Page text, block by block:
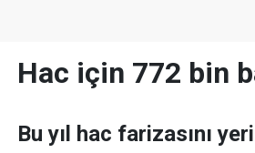
Hac için 772 bin
Bu yıl hac farizasını